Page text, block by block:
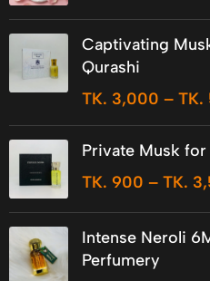
Captivating
Qurashi
TK. 3,000 – TK.
Private Musk
TK. 900 – TK.
Intense Neroli
Perfumery